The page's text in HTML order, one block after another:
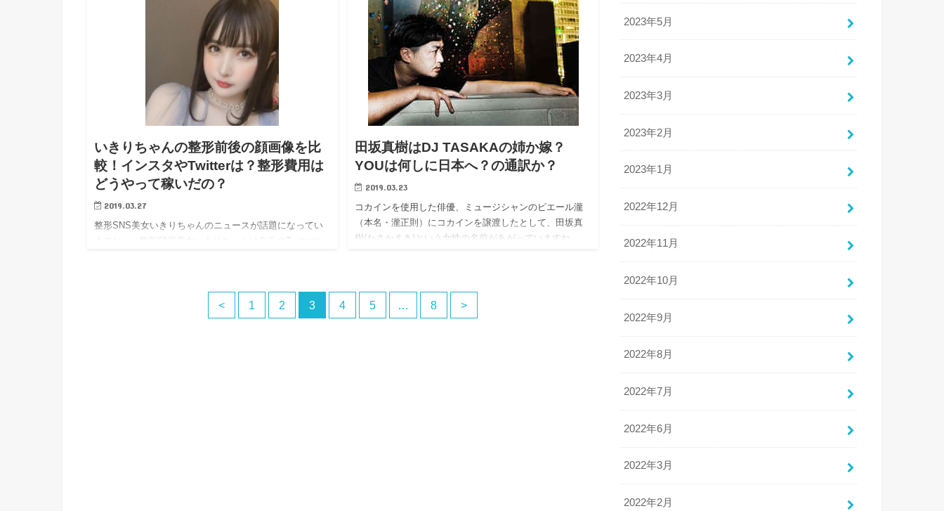
いきりちゃんの整形前後の顔画像を比
較！インスタやTwitterは？整形費用は
どうやって稼いだの？
2019.03.27
整形SNS美女いきりちゃんのニュースが話題になってい
ますね。 整形SNS美女いきりちゃんは自分のTwitterや
田坂真樹はDJ TASAKAの姉か嫁？
YOUは何しに日本へ？の通訳か？
2019.03.23
コカインを使用した俳優、ミュージシャンのピエール瀧
（本名・瀧正則）にコカインを譲渡したとして、田坂真
樹(たさかまき)という女性の名前があがっていますね。
< 1 2 3 4 5 … 8 >
2023年5月
2023年4月
2023年3月
2023年2月
2023年1月
2022年12月
2022年11月
2022年10月
2022年9月
2022年8月
2022年7月
2022年6月
2022年3月
2022年2月